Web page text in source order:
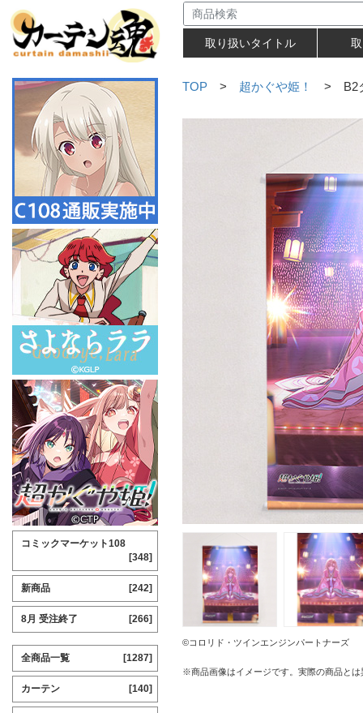
取り扱いタイトル
TOP > 超かぐや姫！ > B2タ
©コロリド・ツインエンジンパートナーズ
※商品画像はイメージです。実際の商品と
コミックマーケット108
[348]
新商品 [242]
8月 受注終了 [266]
全商品一覧 [1287]
カーテン [140]